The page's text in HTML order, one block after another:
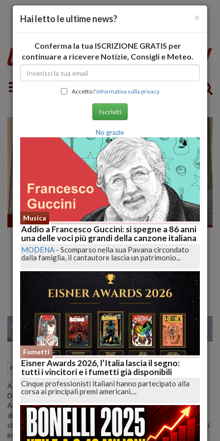
Toggle navigation
Fumetti
Lucca Comics & Games chiamato a Roma
per le commemorazioni del generale Carlo
Alberto dalla Chiesa.
MILANO 28 29
Fumetti Lucca (LU) 08 Ottobre 2022 11:15
A quarant’anni dalla strage di via Carini, lo Stato Maggiore della
Difesa – V Reparto, sceglie di commemorare il generale Carlo
Alberto dalla Chiesa, la moglie Emmanuela Setti Carraro e l’agente
di pubblica sicurezza Domenico Russo con una graphic novel e
chiama Lucca Comics & Games a Roma per presentare l’evento. Si
intitola “Le stelle di Dora Le sfide del Generale Carlo Alberto dalla
×
Hai letto le ultime news?
Conferma la tua ISCRIZIONE GRATIS per
continuare a ricevere Notizie, Consigli e Meteo.
Accettol'informativa sulla privacy
Iscriviti
No grazie
Musica
Addio a Francesco Guccini: si spegne a 86 anni
una delle voci più grandi della canzone italiana
MODENA - Scomparso nella sua Pavana circondato
dalla famiglia, il cantautore lascia un patrimonio...
Fumetti
Eisner Awards 2026, l’Italia lascia il segno:
tutti i vincitori e i fumetti già disponibili
Cinque professionisti italiani hanno partecipato alla
corsa ai principali premi americani....